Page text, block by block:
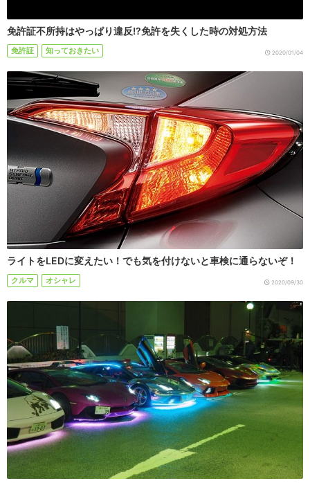
免許証不所持はやっぱり違反!?免許を失くした時の対処方法
免許証 知っておきたい 2020/01/04
ライトをLEDに変えたい！でも気を付けないと車検に通らないぞ！
クルマ オシャレ 2020/09/30